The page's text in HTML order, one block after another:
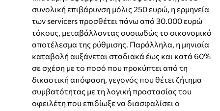
συνολική επιβάρυνση μόλις 250 ευρώ, η ερμηνεία
των servicers προσθέτει πάνω από 30.000 ευρώ
τόκους, μεταβάλλοντας ουσιωδώς το οικονομικό
αποτέλεσμα της ρύθμισης. Παράλληλα, η μηνιαία
καταβολή αυξάνεται σταδιακά έως και κατά 60%
σε σχέση με το ποσό που προκύπτει από τη
δικαστική απόφαση, γεγονός που θέτει ζήτημα
συμβατότητας με τη λογική προστασίας του
οφειλέτη που επιδίωξε να διασφαλίσει ο